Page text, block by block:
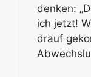
denken:
ich jetzt!
drauf